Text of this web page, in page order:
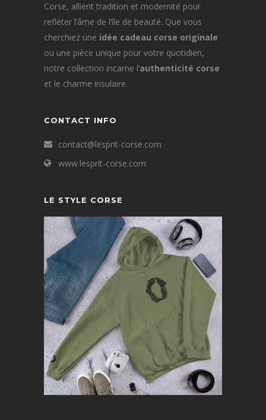
Corse, allient tradition et modernité pour
refléter l’âme de l’île de beauté. Que vous
cherchiez une idée cadeau corse originale
ou une pièce unique pour votre quotidien,
notre collection incarne l’authenticité corse
et le charme insulaire.
CONTACT INFO
contact@lesprit-corse.com
www.lesprit-corse.com
LE STYLE CORSE